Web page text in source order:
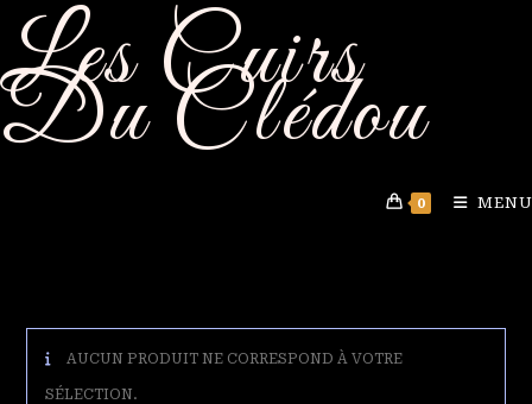
Skip
content
Les Cuirs
Du Clédou
0 MENU
AUCUN PRODUIT NE CORRESPOND À VOTRE
SÉLECTION.